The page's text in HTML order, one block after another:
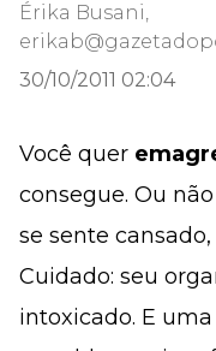
Érika Busani,
30/10/2011 02:04
Você quer
consegue. Ou
se sente
Cuidado: seu
intoxicado. E